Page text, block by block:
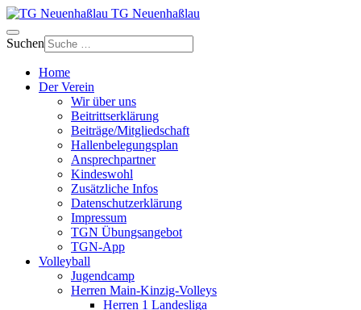
TG Neuenhaßlau
Suchen
Home
Der Verein
Wir über uns
Beitrittserklärung
Beiträge/Mitgliedschaft
Hallenbelegungsplan
Ansprechpartner
Kindeswohl
Zusätzliche Infos
Datenschutzerklärung
Impressum
TGN Übungsangebot
TGN-App
Volleyball
Jugendcamp
Herren Main-Kinzig-Volleys
Herren 1 Landesliga